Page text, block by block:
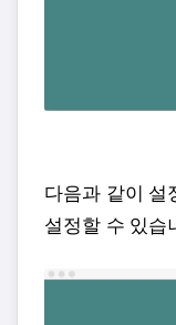
다음과 같이 설
설정할 수 있습